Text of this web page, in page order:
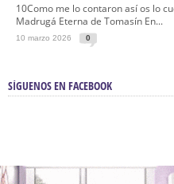
10Como me lo contaron así os lo
Madrugá Eterna de Tomasín En...
10 marzo 2026 0
SÍGUENOS EN FACEBOOK